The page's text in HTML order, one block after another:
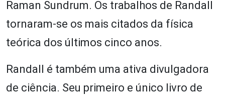
Raman Sundrum. Os trabalhos de Randall
tornaram-se os mais citados da física
teórica dos últimos cinco anos.
Randall é também uma ativa divulgadora
de ciência. Seu primeiro e único livro de